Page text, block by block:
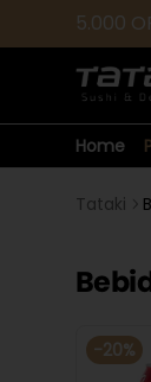
5.000
Home
Tataki
-20%